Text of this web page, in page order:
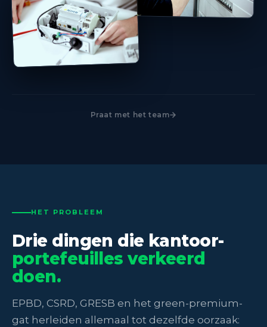
Praat met het team
HET PROBLEEM
Drie dingen die kantoor-
portefeuilles verkeerd
doen.
EPBD, CSRD, GRESB en het green-premium-
gat herleiden allemaal tot dezelfde oorzaak: